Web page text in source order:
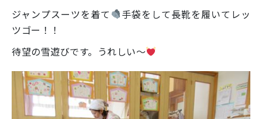
ジャンプスーツを着て
手袋をして長靴を履いてレッ
ツゴー！！
待望の雪遊びです。うれしい～